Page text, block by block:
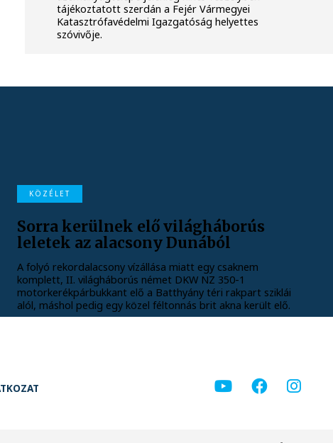
tájékoztatott szerdán a Fejér Vármegyei
Katasztrófavédelmi Igazgatóság helyettes
szóvivője.
KÖZÉLET
Sorra kerülnek elő világháborús
leletek az alacsony Dunából
A folyó rekordalacsony vízállása miatt egy csaknem
komplett, II. világháborús német DKW NZ 350-1
motorkerékpárbukkant elő a Batthyány téri rakpart sziklái
alól, máshol pedig egy közel féltonnás brit akna került elő.